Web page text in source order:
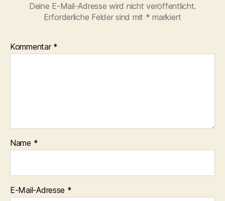
Deine E-Mail-Adresse wird nicht veröffentlicht.
Erforderliche Felder sind mit * markiert
Kommentar *
Name *
E-Mail-Adresse *